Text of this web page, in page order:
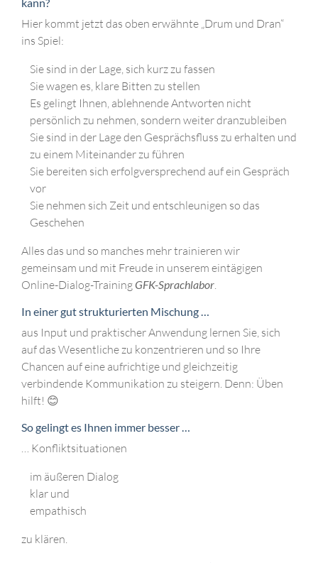
kann?
Hier kommt jetzt das oben erwähnte „Drum und Dran“
ins Spiel:
Sie sind in der Lage, sich kurz zu fassen
Sie wagen es, klare Bitten zu stellen
Es gelingt Ihnen, ablehnende Antworten nicht
persönlich zu nehmen, sondern weiter dranzubleiben
Sie sind in der Lage den Gesprächsfluss zu erhalten und
zu einem Miteinander zu führen
Sie bereiten sich erfolgversprechend auf ein Gespräch
vor
Sie nehmen sich Zeit und entschleunigen so das
Geschehen
Alles das und so manches mehr trainieren wir
gemeinsam und mit Freude in unserem eintägigen
Online-Dialog-TrainingGFK-Sprachlabor.
In einer gut strukturierten Mischung …
aus Input und praktischer Anwendung lernen Sie, sich
auf das Wesentliche zu konzentrieren und so Ihre
Chancen auf eine aufrichtige und gleichzeitig
verbindende Kommunikation zu steigern. Denn: Üben
hilft! 😊
So gelingt es Ihnen immer besser …
… Konfliktsituationen
im äußeren Dialog
klar und
empathisch
zu klären.